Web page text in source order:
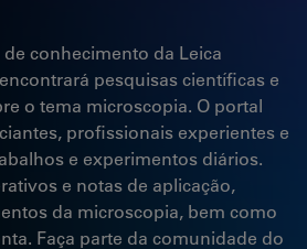
conhecimento da Leica
pesquisas científicas e
o tema microscopia. O portal
profissionais experientes e
e experimentos diários.
e notas de aplicação,
da microscopia, bem como
Faça parte da comunidade do